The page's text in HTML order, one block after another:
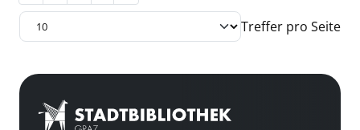
Treffer pro Seite